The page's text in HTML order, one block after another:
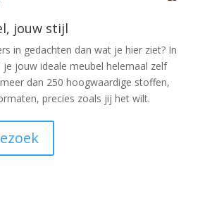
jouw stijl
in gedachten dan wat je hier ziet? In
je jouw ideale meubel helemaal zelf
dan 250 hoogwaardige stoffen,
precies zoals jij het wilt.